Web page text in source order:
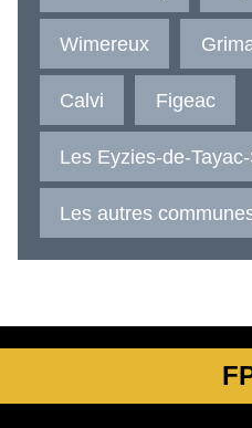
Wimereux
Calvi Figeac
Les Eyzies-de-
Les autres